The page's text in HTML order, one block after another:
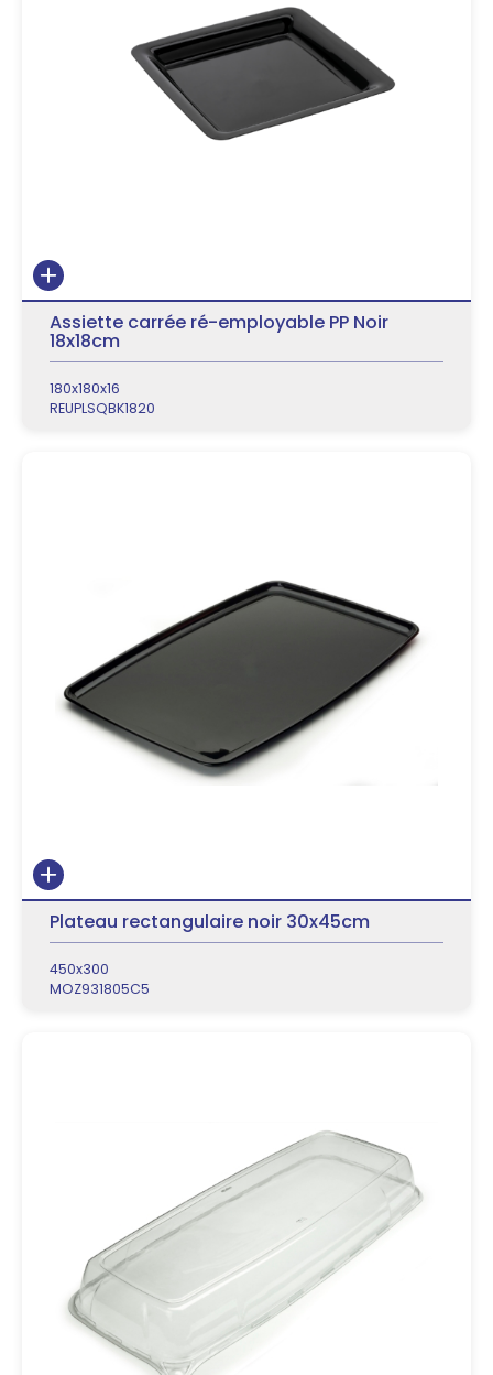
Assiette carrée ré-employable PP Noir
18x18cm
180x180x16
REUPLSQBK1820
Plateau rectangulaire noir 30x45cm
450x300
MOZ931805C5